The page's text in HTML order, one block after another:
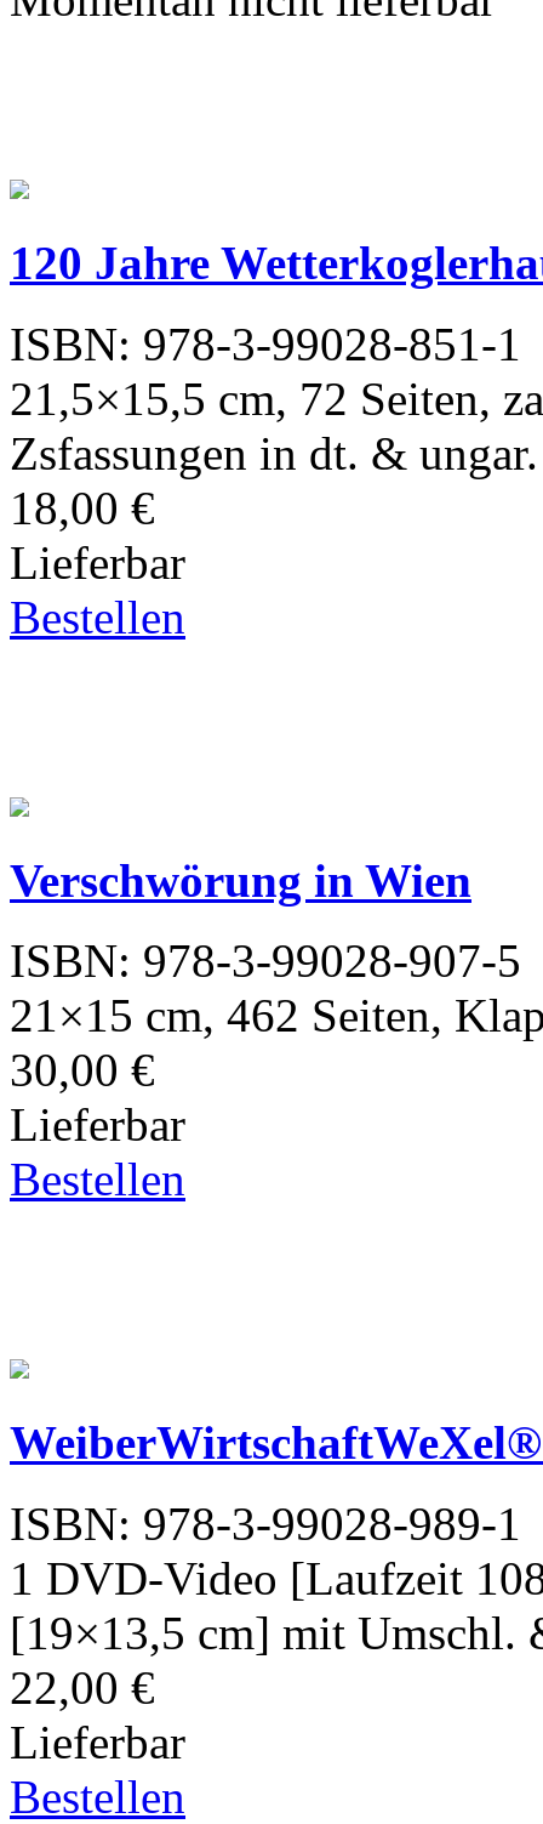
120 Jahre
ISBN: 978-3-99028-851-1
21,5×15,5 cm, 72 Seiten,
Zsfassungen in dt. &
18,00 €
Lieferbar
Bestellen
Verschwörung in Wien
ISBN: 978-3-99028-907-5
21×15 cm, 462 Seiten,
30,00 €
Lieferbar
Bestellen
ISBN: 978-3-99028-989-1
1 DVD-Video [Laufzeit
[19×13,5 cm] mit
22,00 €
Lieferbar
Bestellen